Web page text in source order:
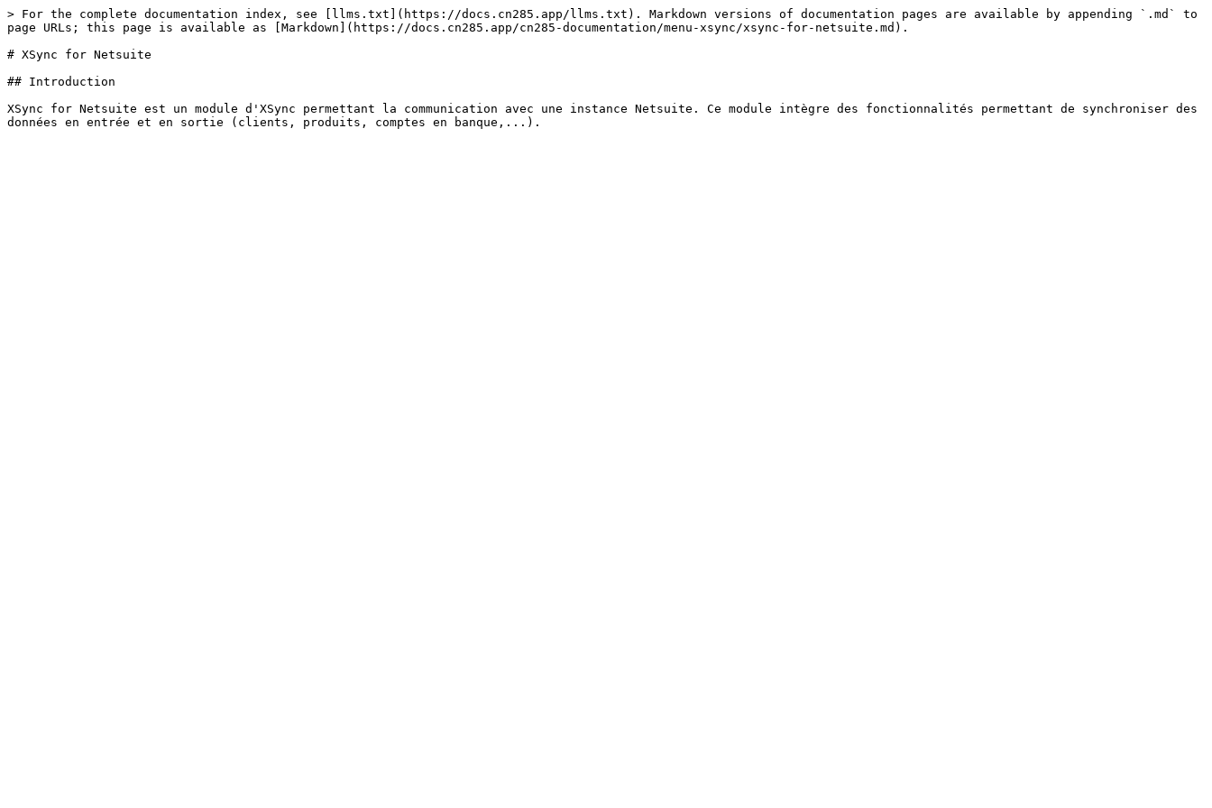
> For the complete documentation index, see [llms.txt](https://docs.cn285.app/llms.txt). Markdown versions of documentation pages are available by appending `.md` to
page URLs; this page is available as [Markdown](https://docs.cn285.app/cn285-documentation/menu-xsync/xsync-for-netsuite.md).
# XSync for Netsuite
## Introduction
XSync for Netsuite est un module d'XSync permettant la communication avec une instance Netsuite. Ce module intègre des fonctionnalités permettant de synchroniser des